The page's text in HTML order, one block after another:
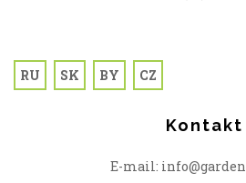
RU SK BY CZ
Kontakt
E-mail: